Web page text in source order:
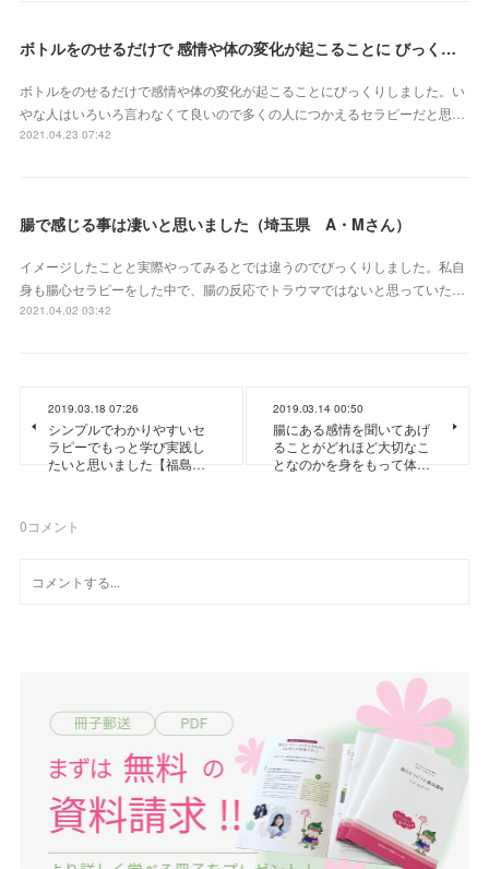
ボトルをのせるだけで 感情や体の変化が起こることに びっくりしました（三重県 S・Yさん）
ボトルをのせるだけで感情や体の変化が起こることにびっくりしました。い
やな人はいろいろ言わなくて良いので多くの人につかえるセラピーだと思…
2021.04.23 07:42
腸で感じる事は凄いと思いました（埼玉県 A・Mさん）
イメージしたことと実際やってみるとでは違うのでびっくりしました。私自
身も腸心セラピーをした中で、腸の反応でトラウマではないと思っていた…
2021.04.02 03:42
2019.03.18 07:26
シンプルでわかりやすいセ
ラピーでもっと学び実践し
たいと思いました【福島…
2019.03.14 00:50
腸にある感情を聞いてあげ
ることがどれほど大切なこ
となのかを身をもって体…
0コメント